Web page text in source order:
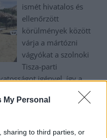
My Personal
sharing to third parties, or
ismét hivatalos és
ellenőrzött
körülmények között
várja a mártózni
vágyókat a szolnoki
Tisza-parti
igényel, így a
használhatja a
mellett.